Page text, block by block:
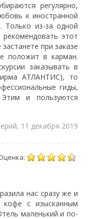
регулярно,
к иностранной
Только из-за одной
этот
при заказе
положит в карман.
заказывать в
АТЛАНТИС), то
гиды,
и пользуются
11 декабря 2019
нас сразу же и
кофе с изысканным
маленький и по-